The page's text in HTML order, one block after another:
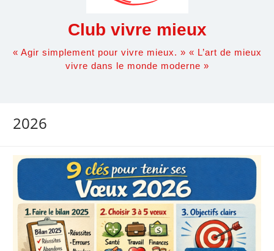
Club vivre mieux
« Agir simplement pour vivre mieux. » « L’art de mieux
vivre dans le monde moderne »
2026